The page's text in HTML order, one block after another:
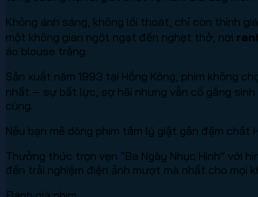
Không ánh sáng, không lối thoát, chỉ còn thính
một không gian ngột ngạt đến nghẹt thở, nơi
áo blouse trắng.
Sản xuất năm 1993 tại Hồng Kông, phim không
nhất — sự bất lực, sợ hãi nhưng vẫn cố gắng
cùng.
Nếu bạn mê dòng phim tâm lý giật gân đậm
Thưởng thức trọn vẹn “Ba Ngày Nhục Hình” với
đến trải nghiệm điện ảnh mượt mà nhất cho mọi